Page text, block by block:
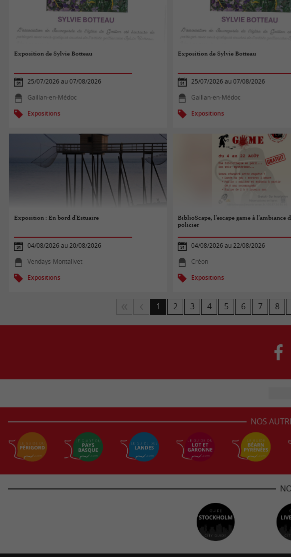
Exposition de Sylvie Botteau
25/07/2026 au 07/08/2026
Gaillan-en-Médoc
Expositions
Exposition de Sylvie Botteau
25/07/2026 au 07/08/2026
Gaillan-en-Médoc
Expositions
Exposition : En bord d'Estuaire
04/08/2026 au 20/08/2026
Vendays-Montalivet
Expositions
BiblioScape, l'escape game à l'ambiance
policier
04/08/2026 au 22/08/2026
Créon
Expositions
1 2 3 4 5 6 7 8
NOS